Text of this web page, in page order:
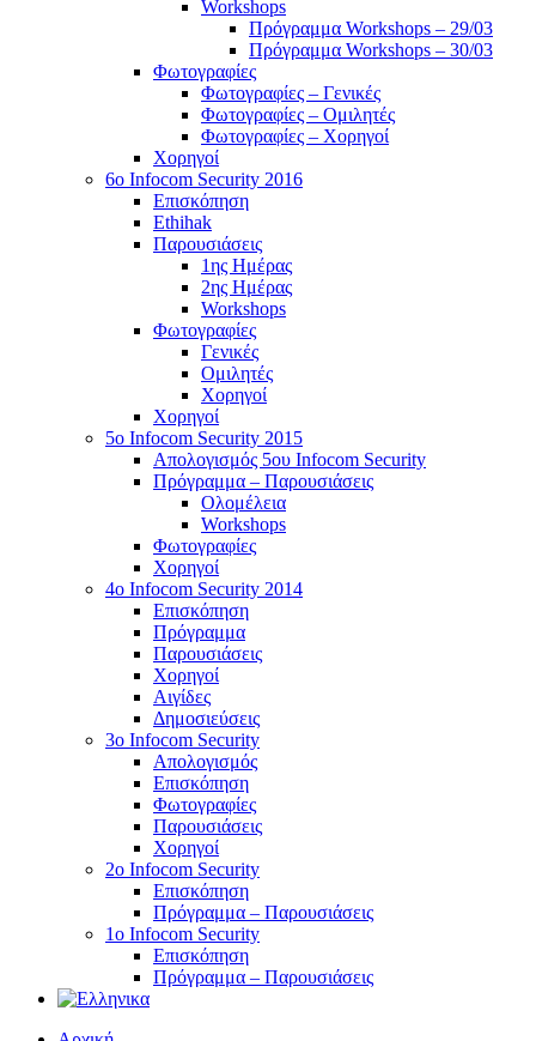
Workshops
Πρόγραμμα Workshops – 29/03
Πρόγραμμα Workshops – 30/03
Φωτογραφίες
Φωτογραφίες – Γενικές
Φωτογραφίες – Ομιλητές
Φωτογραφίες – Χορηγοί
Χορηγοί
6o Infocom Security 2016
Επισκόπηση
Ethihak
Παρουσιάσεις
1ης Ημέρας
2ης Ημέρας
Workshops
Φωτογραφίες
Γενικές
Ομιλητές
Χορηγοί
Χορηγοί
5o Infocom Security 2015
Απολογισμός 5ου Infocom Security
Πρόγραμμα – Παρουσιάσεις
Ολομέλεια
Workshops
Φωτογραφίες
Χορηγοί
4ο Infocom Security 2014
Επισκόπηση
Πρόγραμμα
Παρουσιάσεις
Χορηγοί
Αιγίδες
Δημοσιεύσεις
3o Infocom Security
Απολογισμός
Επισκόπηση
Φωτογραφίες
Παρουσιάσεις
Χορηγοί
2o Infocom Security
Επισκόπηση
Πρόγραμμα – Παρουσιάσεις
1ο Infocom Security
Επισκόπηση
Πρόγραμμα – Παρουσιάσεις